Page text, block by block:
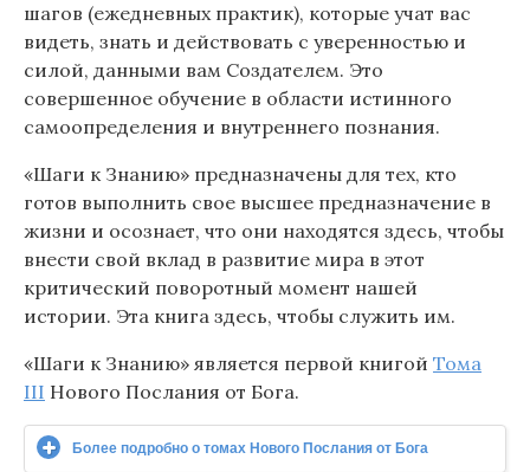
шагов (ежедневных практик), которые учат вас
видеть, знать и действовать с уверенностью и
силой, данными вам Создателем. Это
совершенное обучение в области истинного
самоопределения и внутреннего познания.
«Шаги к Знанию» предназначены для тех, кто
готов выполнить свое высшее предназначение в
жизни и осознает, что они находятся здесь, чтобы
внести свой вклад в развитие мира в этот
критический поворотный момент нашей
истории. Эта книга здесь, чтобы служить им.
«Шаги к Знанию» является первой книгой Тома
III Нового Послания от Бога.
Более подробно о томах Нового Послания от Бога